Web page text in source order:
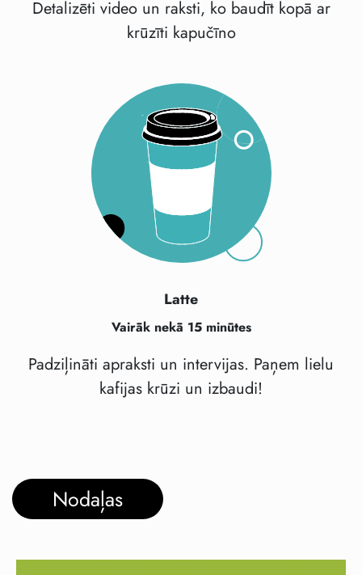
Detalizēti video un raksti, ko baudīt kopā ar
krūzīti kapučīno
Latte
Vairāk nekā 15 minūtes
Padziļināti apraksti un intervijas. Paņem lielu
kafijas krūzi un izbaudi!
Nodaļas